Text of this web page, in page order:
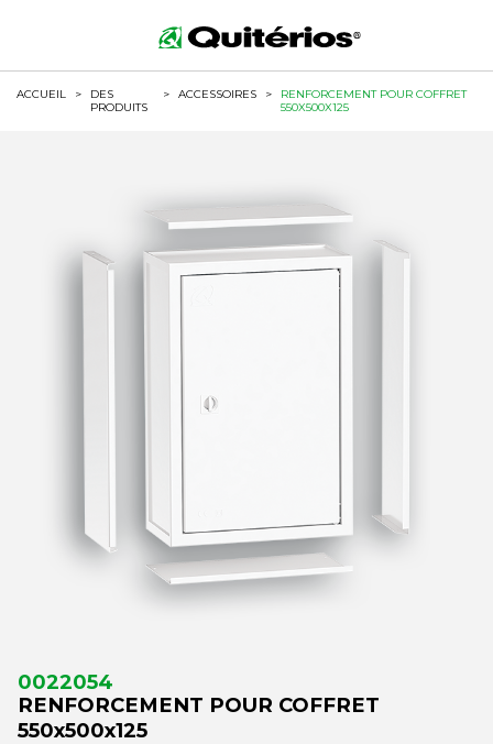
ACCUEIL >
DES
PRODUITS
> ACCESSOIRES >
RENFORCEMENT POUR COFFRET
550X500X125
0022054
RENFORCEMENT POUR COFFRET
550x500x125